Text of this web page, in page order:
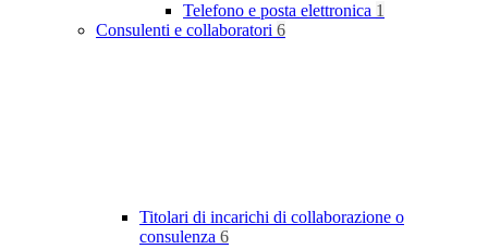
Telefono e posta elettronica 1
Consulenti e collaboratori 6
Titolari di incarichi di collaborazione o
consulenza 6